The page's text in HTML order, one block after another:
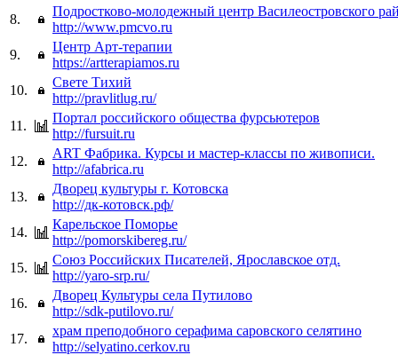
8.
Подростково-молодежный центр Василеостровского
http://www.pmcvo.ru
9.
Центр Арт-терапии
https://artterapiamos.ru
10.
Свете Тихий
http://pravlitlug.ru/
11.
Портал российского общества фурсьютеров
http://fursuit.ru
12.
ART Фабрика. Курсы и мастер-классы по живописи.
http://afabrica.ru
13.
Дворец культуры г. Котовска
http://дк-котовск.рф/
14.
Карельское Поморье
http://pomorskibereg.ru/
15.
Союз Российских Писателей, Ярославское отд.
http://yaro-srp.ru/
16.
Дворец Культуры села Путилово
http://sdk-putilovo.ru/
17.
храм преподобного серафима саровского селятино
http://selyatino.cerkov.ru